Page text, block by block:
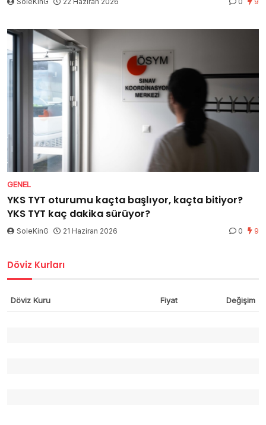
GENEL
YKS TYT oturumu kaçta başlıyor, kaçta bitiyor?
YKS TYT kaç dakika sürüyor?
SoleKinG 21 Haziran 2026 0 9
Döviz Kurları
Döviz Kuru Fiyat Değişim